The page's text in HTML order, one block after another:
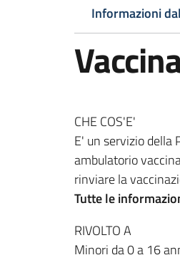
Informazioni
CHE COS'E'
E' un servizio della
ambulatorio
rinviare la
Tutte le
RIVOLTO A
Minori da 0 a 16